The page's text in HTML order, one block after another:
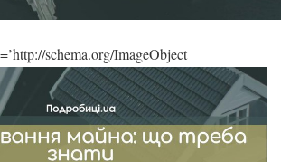
schema.org/ImageObject